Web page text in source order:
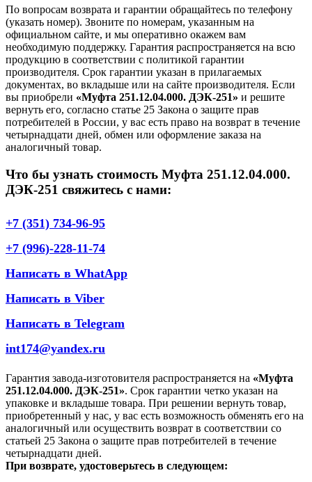
По вопросам возврата и гарантии обращайтесь по телефону
(указать номер). Звоните по номерам, указанным на
официальном сайте, и мы оперативно окажем вам
необходимую поддержку. Гарантия распространяется на всю
продукцию в соответствии с политикой гарантии
производителя. Срок гарантии указан в прилагаемых
документах, во вкладыше или на сайте производителя. Если
вы приобрели «Муфта 251.12.04.000. ДЭК-251» и решите
вернуть его, согласно статье 25 Закона о защите прав
потребителей в России, у вас есть право на возврат в течение
четырнадцати дней, обмен или оформление заказа на
аналогичный товар.
Что бы узнать стоимость Муфта 251.12.04.000.
ДЭК-251 свяжитесь с нами:
+7 (351) 734-96-95
+7 (996)-228-11-74
Написать в WhatApp
Написать в Viber
Написать в Telegram
int174@yandex.ru
Гарантия завода-изготовителя распространяется на «Муфта
251.12.04.000. ДЭК-251». Срок гарантии четко указан на
упаковке и вкладыше товара. При решении вернуть товар,
приобретенный у нас, у вас есть возможность обменять его на
аналогичный или осуществить возврат в соответствии со
статьей 25 Закона о защите прав потребителей в течение
четырнадцати дней.
При возврате, удостоверьтесь в следующем: